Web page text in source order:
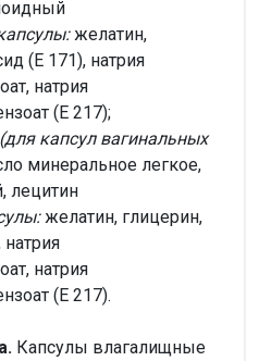
желатин,
(Е 171), натрия
натрия
(Е 217);
капсул вагинальных
минеральное легкое,
лецитин
желатин, глицерин,
натрия
натрия
(Е 217).
Капсулы влагалищные